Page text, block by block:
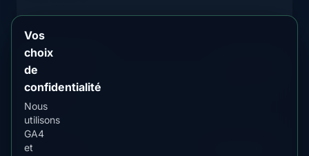
Valparaíso
Ville côtière avec visibilité minimale d'aurores
australes
ÉTAT ACTUEL
Vos
choix
de
confidentialité
Nous
utilisons
GA4
et